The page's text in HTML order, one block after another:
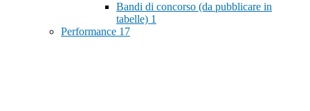
Bandi di concorso (da pubblicare in
tabelle) 1
Performance 17